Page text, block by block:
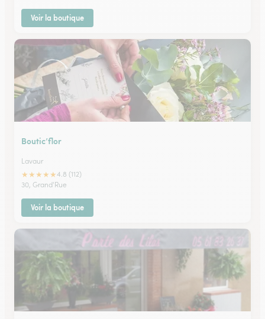
Voir la boutique
Boutic’flor
Lavaur
★★★★★4.8 (112)
30, Grand'Rue
Voir la boutique